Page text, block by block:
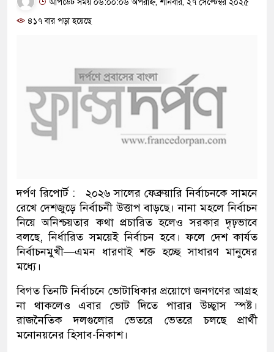
৪১৭ বার পড়া হয়েছে
দর্পণ রিপোর্ট : ২০২৬ সালের ফেব্রুয়ারি নির্বাচনকে সামনে
রেখে দেশজুড়ে নির্বাচনী উত্তাপ বাড়ছে। নানা মহলে নির্বাচন
নিয়ে অনিশ্চয়তার কথা প্রচারিত হলেও সরকার দৃঢ়ভাবে
বলছে, নির্ধারিত সময়েই নির্বাচন হবে। ফলে দেশ কার্যত
নির্বাচনমুখী—এমন ধারণাই শক্ত হচ্ছে সাধারণ মানুষের
মধ্যে।
বিগত তিনটি নির্বাচনে ভোটাধিকার প্রয়োগে জনগণের আগ্রহ
না থাকলেও এবার ভোট দিতে পারার উচ্ছ্বাস স্পষ্ট।
রাজনৈতিক দলগুলোর ভেতরে ভেতরে চলছে প্রার্থী
মনোনয়নের হিসাব-নিকাশ।